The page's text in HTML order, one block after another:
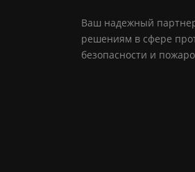
Ваш надежный
решениям в сфере
безопасности и